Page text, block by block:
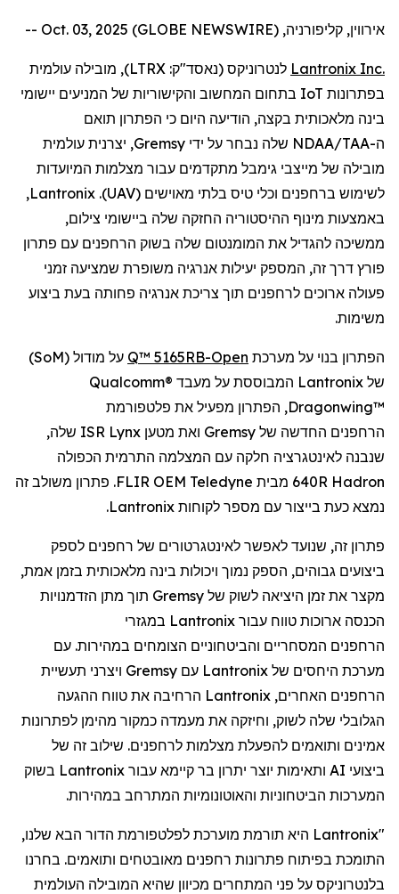
אירווין, קליפורניה, Oct. 03, 2025 (GLOBE NEWSWIRE) --
Lantronix Inc. לנטרוניקס (נאסד"ק: LTRX), מובילה עולמית
בפתרונות IoT בתחום המחשוב והקישוריות של המניעים יישומי
בינה מלאכותית בקצה, הודיעה היום כי הפתרון תואם
ה-
NDAA/TAA שלה נבחר על ידי Gremsy, יצרנית עולמית
מובילה של מייצבי גימבל מתקדמים עבור מצלמות המיועדות
לשימוש ברחפנים וכלי טיס בלתי מאוישים (UAV
).
Lantronix
,
באמצעות מינוף ההיסטוריה החזקה שלה ביישומי צילום,
ממשיכה להגדיל את המומנטום שלה בשוק הרחפנים עם פתרון
פורץ דרך זה, המספק יעילות אנרגיה משופרת שמציעה זמני
פעולה ארוכים לרחפנים תוך צריכת אנרגיה פחותה בעת ביצוע
משימות.
הפתרון בנוי על מערכת Open
-Q™ 5165RB על מודול (SoM
)
של Lantronix המבוססת על מעבד Qualcomm®
Dragonwing™, הפתרון מפעיל את פלטפורמת
הרחפנים החדשה של Gremsy ואת מטען Lynx
ISR שלה,
שנבנה לאינטגרציה חלקה עם המצלמה התרמית הכפולה
Hadron
Teledyne
FLIR OEM. פתרון משולב זה
נמצא כעת בייצור עם מספר לקוחות Lantronix
.
פתרון זה, שנועד לאפשר לאינטגרטורים של רחפנים לספק
ביצועים גבוהים, הספק נמוך ויכולות בינה מלאכותית בזמן אמת,
מקצר את זמן היציאה לשוק של Gremsy תוך מתן הזדמנויות
הכנסה ארוכות טווח עבור Lantronix במגזרי
הרחפנים המסחריים והביטחוניים הצומחים במהירות. עם
מערכת היחסים של Lantronix עם Gremsy ויצרני תעשיית
הרחפנים האחרים, Lantronix הרחיבה את טווח ההגעה
הגלובלי שלה לשוק, וחיזקה את מעמדה כמקור מהימן לפתרונות
אמינים ותואמים להפעלת מצלמות לרחפנים. שילוב זה של
ביצועי AI ותאימות יוצר יתרון בר קיימא עבור
Lantronix בשוק
המערכות הביטחוניות והאוטונומיות המתרחב במהירות.
"
Lantronix היא תורמת מוערכת לפלטפורמת הדור הבא שלנו,
התומכת בפיתוח פתרונות רחפנים מאובטחים ותואמים. בחרנו
בלנטרוניקס על פני המתחרים מכיוון שהיא המובילה העולמית